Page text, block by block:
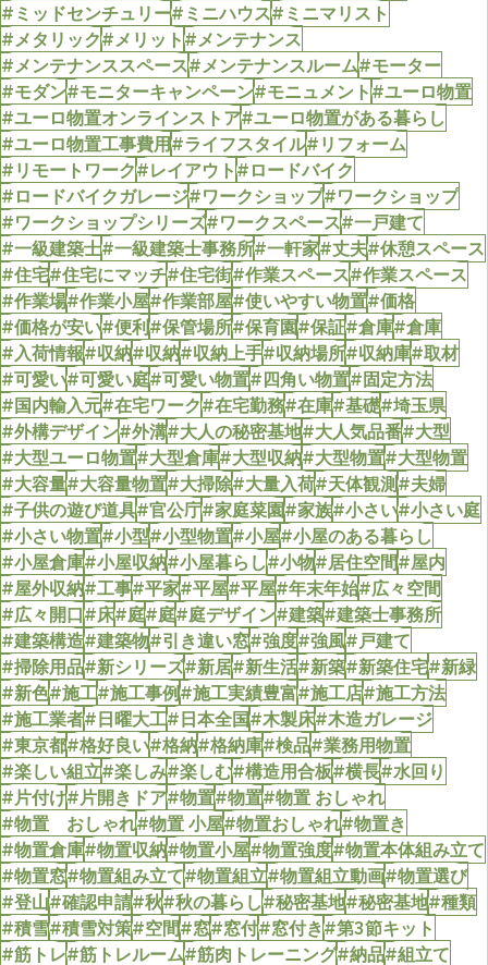
#ミッドセンチュリー#ミニハウス#ミニマリスト
#メタリック#メリット#メンテナンス
#メンテナンススペース#メンテナンスルーム#モーター
#モダン#モニターキャンペーン#モニュメント#ユーロ物置
#ユーロ物置オンラインストア#ユーロ物置がある暮らし
#ユーロ物置工事費用#ライフスタイル#リフォーム
#リモートワーク#レイアウト#ロードバイク
#ロードバイクガレージ#ワークショップ#ワークショップ
#ワークショップシリーズ#ワークスペース#一戸建て
#一級建築士#一級建築士事務所#一軒家#丈夫#休憩スペース
#住宅#住宅にマッチ#住宅街#作業スペース#作業スペース
#作業場#作業小屋#作業部屋#使いやすい物置#価格
#価格が安い#便利#保管場所#保育園#保証#倉庫#倉庫
#入荷情報#収納#収納#収納上手#収納場所#収納庫#取材
#可愛い#可愛い庭#可愛い物置#四角い物置#固定方法
#国内輸入元#在宅ワーク#在宅勤務#在庫#基礎#埼玉県
#外構デザイン#外溝#大人の秘密基地#大人気品番#大型
#大型ユーロ物置#大型倉庫#大型収納#大型物置#大型物置
#大容量#大容量物置#大掃除#大量入荷#天体観測#夫婦
#子供の遊び道具#官公庁#家庭菜園#家族#小さい#小さい庭
#小さい物置#小型#小型物置#小屋#小屋のある暮らし
#小屋倉庫#小屋収納#小屋暮らし#小物#居住空間#屋内
#屋外収納#工事#平家#平屋#平屋#年末年始#広々空間
#広々開口#床#庭#庭#庭デザイン#建築#建築士事務所
#建築構造#建築物#引き違い窓#強度#強風#戸建て
#掃除用品#新シリーズ#新居#新生活#新築#新築住宅#新緑
#新色#施工#施工事例#施工実績豊富#施工店#施工方法
#施工業者#日曜大工#日本全国#木製床#木造ガレージ
#東京都#格好良い#格納#格納庫#検品#業務用物置
#楽しい組立#楽しみ#楽しむ#構造用合板#横長#水回り
#片付け#片開きドア#物置#物置#物置 おしゃれ
#物置 おしゃれ#物置 小屋#物置おしゃれ#物置き
#物置倉庫#物置収納#物置小屋#物置強度#物置本体組み立て
#物置窓#物置組み立て#物置組立#物置組立動画#物置選び
#登山#確認申請#秋#秋の暮らし#秘密基地#秘密基地#種類
#積雪#積雪対策#空間#窓#窓付#窓付き#第3節キット
#筋トレ#筋トレルーム#筋肉トレーニング#納品#組立て